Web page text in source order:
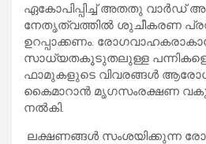
ഏകോപിപ്പിച്ച് അതതു വാർഡ്
നേതൃത്വത്തിൽ ശുചീകരണ
ഉറപ്പാക്കണം.
സാധ്യതകൂടുതലുള്ള
ഫാമുകളുടെ വിവരങ്ങൾ
കൈമാറാൻ മൃഗസംരക്ഷണ
നൽകി.
ലക്ഷണങ്ങൾ സംശയിക്കുന്ന